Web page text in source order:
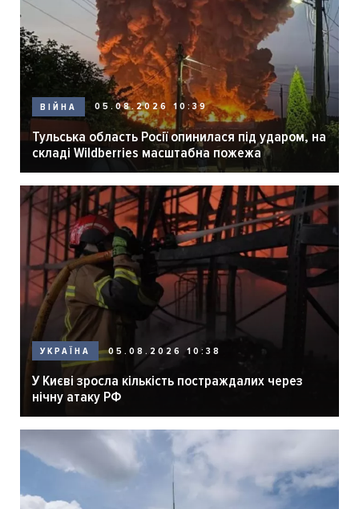
ВІЙНА 05.08.2026 10:39
Тульська область Росії опинилася під ударом, на
складі Wildberries масштабна пожежа
УКРАЇНА 05.08.2026 10:38
У Києві зросла кількість постраждалих через
нічну атаку РФ